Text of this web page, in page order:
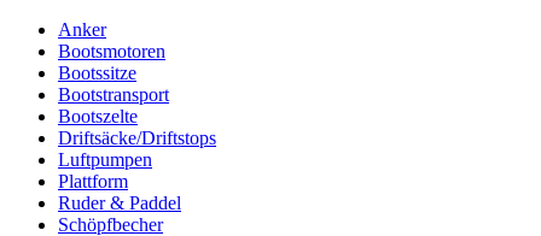
Anker
Bootsmotoren
Bootssitze
Bootstransport
Bootszelte
Driftsäcke/Driftstops
Luftpumpen
Plattform
Ruder & Paddel
Schöpfbecher